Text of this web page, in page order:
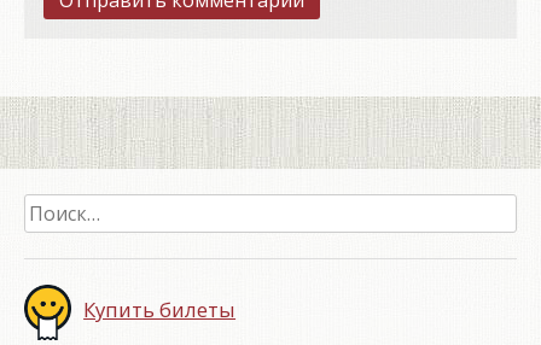
Найти:
Купить билеты